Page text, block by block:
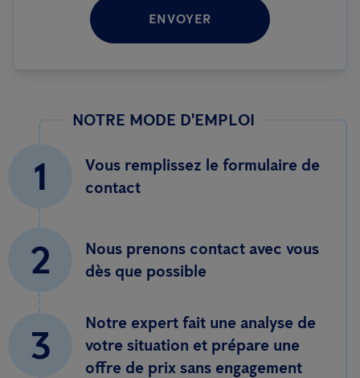
ENVOYER
NOTRE MODE D'EMPLOI
1
Vous remplissez le formulaire de
contact
2
Nous prenons contact avec vous
dès que possible
3
Notre expert fait une analyse de
votre situation et prépare une
offre de prix sans engagement